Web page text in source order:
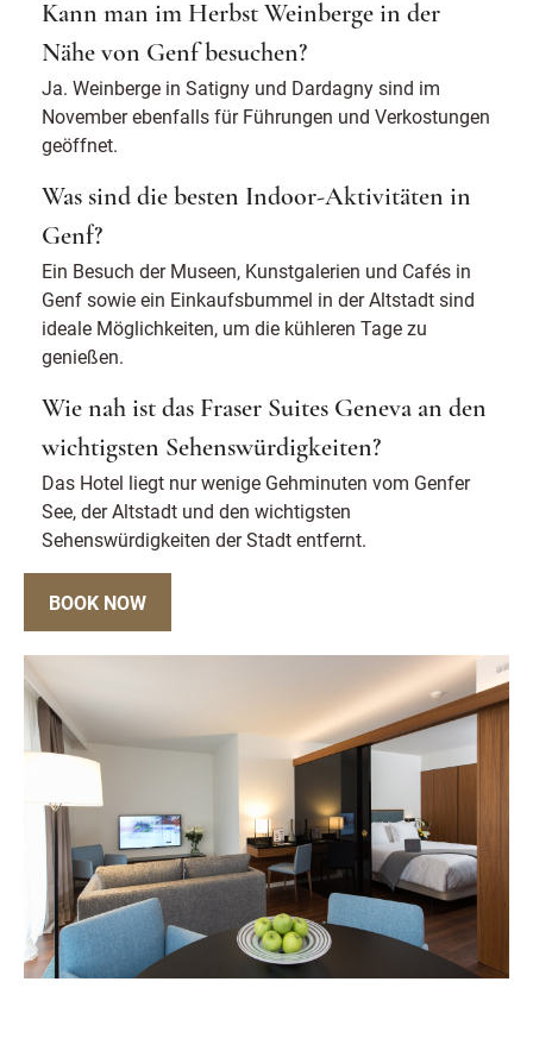
Kann man im Herbst Weinberge in der
Nähe von Genf besuchen?
Ja. Weinberge in Satigny und Dardagny sind im
November ebenfalls für Führungen und Verkostungen
geöffnet.
Was sind die besten Indoor-Aktivitäten in
Genf?
Ein Besuch der Museen, Kunstgalerien und Cafés in
Genf sowie ein Einkaufsbummel in der Altstadt sind
ideale Möglichkeiten, um die kühleren Tage zu
genießen.
Wie nah ist das Fraser Suites Geneva an den
wichtigsten Sehenswürdigkeiten?
Das Hotel liegt nur wenige Gehminuten vom Genfer
See, der Altstadt und den wichtigsten
Sehenswürdigkeiten der Stadt entfernt.
BOOK NOW